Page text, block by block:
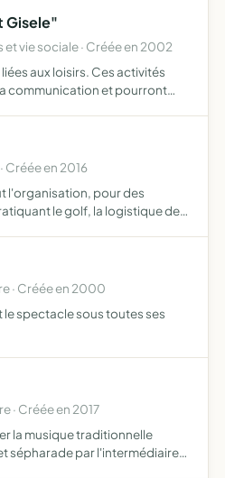
Gisele"
et vie sociale · Créée en 2002
aux loisirs. Ces activités
communication et pourront
Créée en 2016
l'organisation, pour des
le golf, la logistique des
· Créée en 2000
spectacle sous toutes ses
· Créée en 2017
la musique traditionnelle
sépharade par l'intermédiaire